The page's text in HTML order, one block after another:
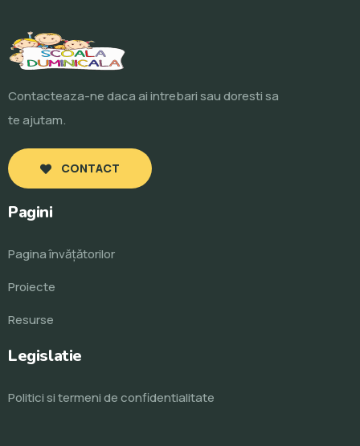
Contacteaza-ne daca ai intrebari sau doresti sa
te ajutam.
CONTACT
Pagini
Pagina învăţătorilor
Proiecte
Resurse
Legislatie
Politici si termeni de confidentialitate